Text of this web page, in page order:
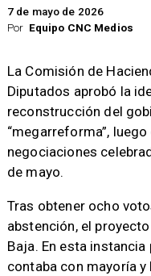
Por Equipo CNC Medios
7 de mayo de 2026
La Comisión de
Diputados aprobó la
reconstrucción del
“megarreforma”,
negociaciones
de mayo.
Tras obtener ocho
abstención, el
Baja. En esta
contaba con mayoría y